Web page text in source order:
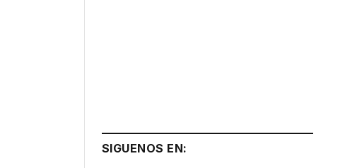
SIGUENOS EN: